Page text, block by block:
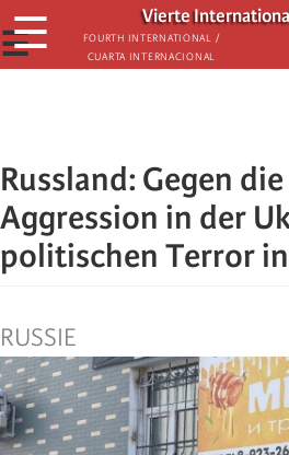
Skip
to
main
Vierte
Fourth International /
Cuarta Internacional
☰
☰
Russland: Gegen
Aggression in der
politischen Terror
RUSSIE